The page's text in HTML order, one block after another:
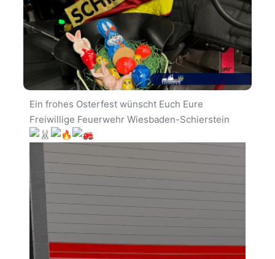
Ein frohes Osterfest wünscht Euch Eure
Freiwillige Feuerwehr Wiesbaden-Schierstein